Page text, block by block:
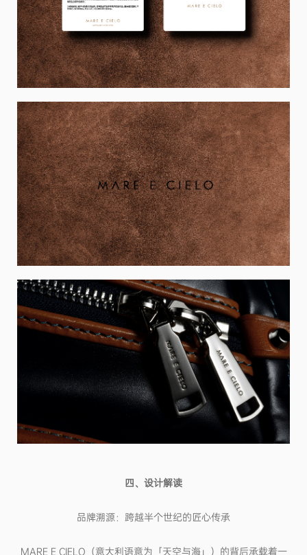
四、设计解读
品牌溯源：跨越半个世纪的匠心传承
MARE E CIELO（意大利语意为「天空与海」）的背后承载着一